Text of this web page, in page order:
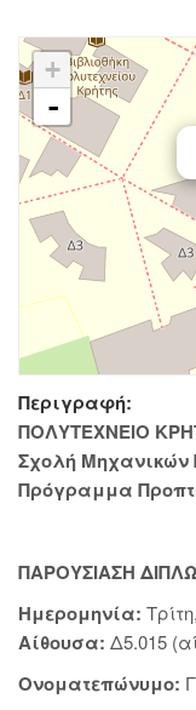
+
-
Περιγραφή:
ΠΟΛΥΤΕΧΝΕΙΟ
Σχολή Μηχανικών
Πρόγραμμα
ΠΑΡΟΥΣΙΑΣΗ
Ημερομηνία:
Αίθουσα: Δ5.015
Ονοματεπώνυμο: